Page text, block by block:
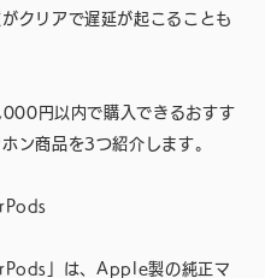
クリアで遅延が起こることも
円以内で購入できるおすす
ン商品を3つ紹介します。
」は、Apple製の純正マ